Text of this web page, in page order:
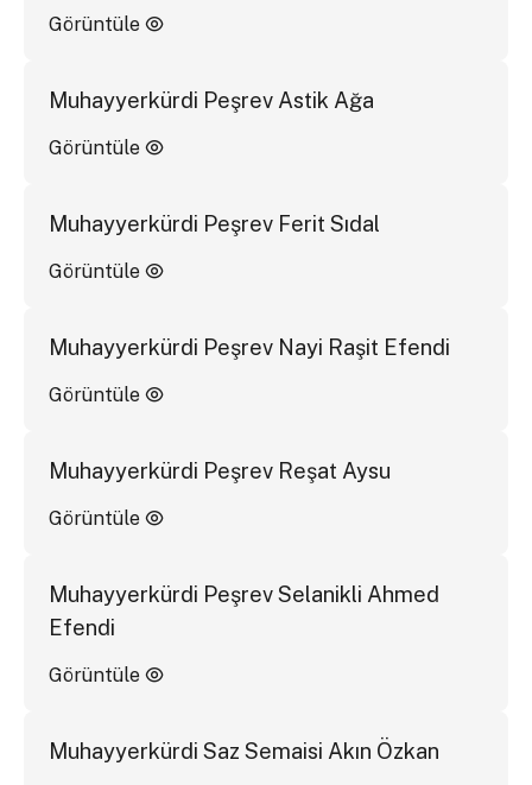
Görüntüle
Muhayyerkürdi Peşrev Astik Ağa
Görüntüle
Muhayyerkürdi Peşrev Ferit Sıdal
Görüntüle
Muhayyerkürdi Peşrev Nayi Raşit Efendi
Görüntüle
Muhayyerkürdi Peşrev Reşat Aysu
Görüntüle
Muhayyerkürdi Peşrev Selanikli Ahmed
Efendi
Görüntüle
Muhayyerkürdi Saz Semaisi Akın Özkan